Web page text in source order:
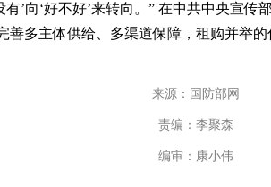
好不好’来转向。” 在中共中央宣传部
多主体供给、多渠道保障，租购并举
来源：国防部网
责编：李聚森
编审：康小伟